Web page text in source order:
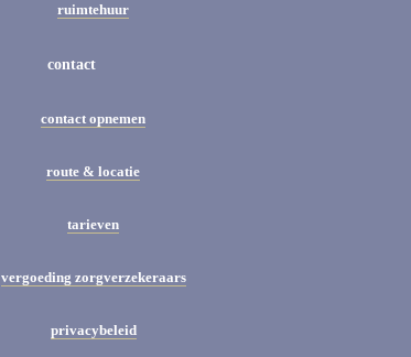
ruimtehuur
contact
contact opnemen
route & locatie
tarieven
vergoeding zorgverzekeraars
privacybeleid